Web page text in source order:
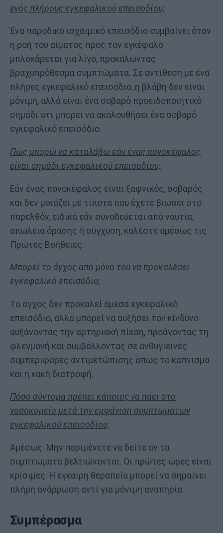
ενός πλήρους εγκεφαλικού επεισοδίου;
Ένα παροδικό ισχαιμικό επεισόδιο συμβαίνει όταν
η ροή του αίματος προς τον εγκέφαλο
μπλοκάρεται για λίγο, προκαλώντας
βραχυπρόθεσμα συμπτώματα. Σε αντίθεση με ένα
πλήρες εγκεφαλικό επεισόδιο, η βλάβη δεν είναι
μόνιμη, αλλά είναι ένα σοβαρό προειδοποιητικό
σημάδι ότι μπορεί να ακολουθήσει ένα σοβαρό
εγκεφαλικό επεισόδιο.
Πώς μπορώ να καταλάβω εάν ένας πονοκέφαλος
είναι σημάδι εγκεφαλικού επεισοδίου;
Εάν ένας πονοκέφαλος είναι ξαφνικός, σοβαρός
και δεν μοιάζει με τίποτα που έχετε βιώσει στο
παρελθόν, ειδικά εάν συνοδεύεται από ναυτία,
απώλεια όρασης ή σύγχυση, καλέστε αμέσως τις
Πρώτες Βοήθειες.
Μπορεί το άγχος από μόνο του να προκαλέσει
εγκεφαλικό επεισόδιο;
Το άγχος δεν προκαλεί άμεσα εγκεφαλικό
επεισόδιο, αλλά μπορεί να αυξήσει τον κίνδυνο
αυξάνοντας την αρτηριακή πίεση, προάγοντας τη
φλεγμονή και συμβάλλοντας σε ανθυγιεινές
συμπεριφορές αντιμετώπισης όπως το κάπνισμα
και η κακή διατροφή.
Πόσο σύντομα πρέπει κάποιος να πάει στο
νοσοκομείο μετά την εμφάνιση συμπτωμάτων
εγκεφαλικού επεισοδίου;
Αμέσως. Μην περιμένετε να δείτε αν τα
συμπτώματα βελτιώνονται. Οι πρώτες ώρες είναι
κρίσιμες. Η έγκαιρη θεραπεία μπορεί να σημαίνει
πλήρη ανάρρωση αντί για μόνιμη αναπηρία.
Συμπέρασμα